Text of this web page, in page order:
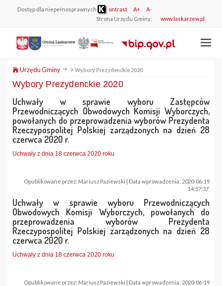
Dostęp dla niepełnosprawnych ontrast A+
A-
Strona Urzędu Gminy:
www.laskarzew.pl
Urzędu Gminy > Wybory Prezydenckie 2020
Wybory Prezydenckie 2020
Uchwały w sprawie wyboru Zastępców
Przewodniczących Obwodowych Komisji Wyborczych,
powołanych do przeprowadzenia wyborów Prezydenta
Rzeczypospolitej Polskiej zarządzonych na dzień 28
czerwca 2020 r.
Uchwały z dnia 18 czerwca 2020 roku
Opublikowane przez: Mariusz Paziewski | Data wprowadzenia: 2020-06-19
14:57:37.
Uchwały w sprawie wyboru Przewodniczących
Obwodowych Komisji Wyborczych, powołanych do
przeprowadzenia wyborów Prezydenta
Rzeczypospolitej Polskiej zarządzonych na dzień 28
czerwca 2020 r.
Uchwały z dnia 18 czerwca 2020 roku
Opublikowane przez: Mariusz Paziewski | Data wprowadzenia: 2020-06-19